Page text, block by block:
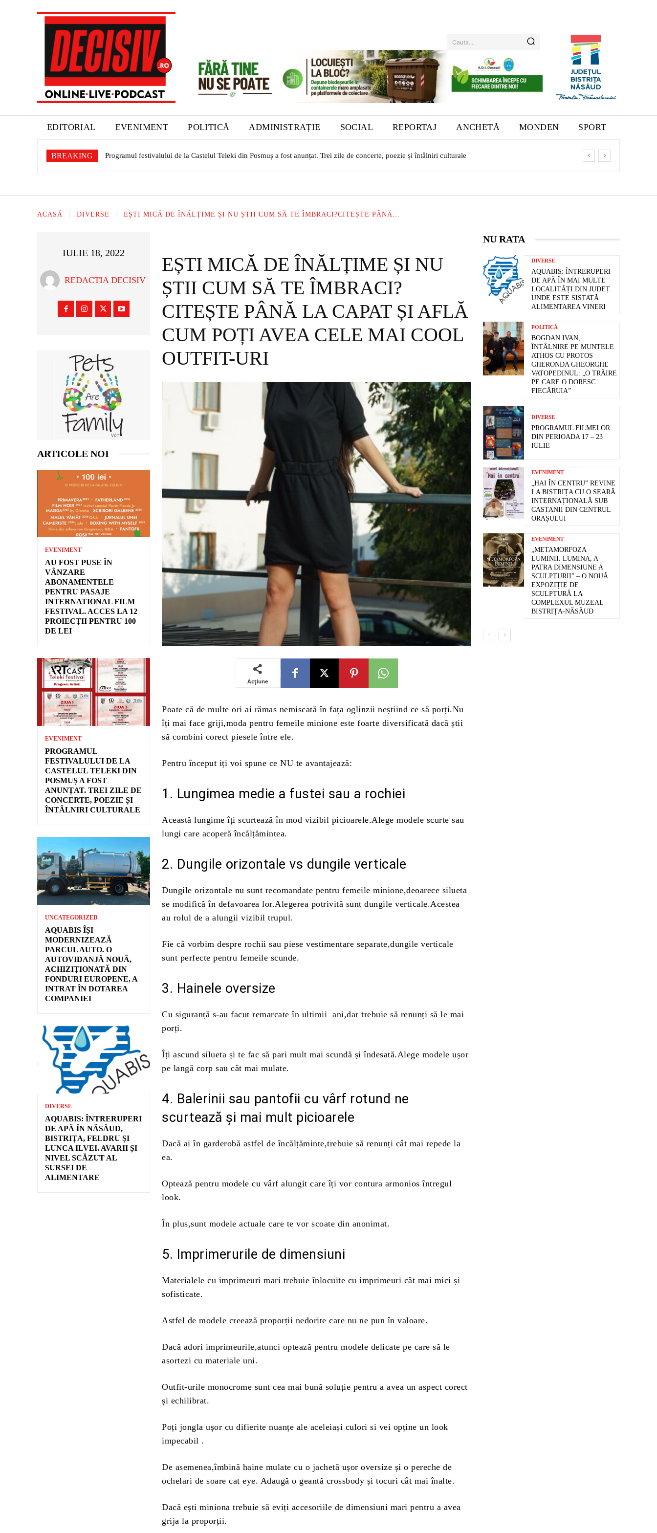
Cauta....
EDITORIAL EVENIMENT POLITICĂ ADMINISTRAȚIE SOCIAL REPORTAJ ANCHETĂ MONDEN SPORT
BREAKING Programul festivalului de la Castelul Teleki din Posmuș a fost anunțat. Trei zile de concerte, poezie și întâlniri culturale
Aquabis își modernizează parcul auto. O autovidanjă nouă, achiziționată din fonduri europene, a intrat în dotarea companiei
ACASĂ DIVERSE EȘTI MICĂ DE ÎNĂLȚIME ȘI NU ȘTII CUM SĂ TE ÎMBRACI?CITEȘTE PÂNĂ...
IULIE 18, 2022
REDACTIA DECISIV
ARTICOLE NOI
EVENIMENT
AU FOST PUSE ÎN
VÂNZARE
ABONAMENTELE
PENTRU PASAJE
INTERNATIONAL FILM
FESTIVAL. ACCES LA 12
PROIECȚII PENTRU 100
DE LEI
EVENIMENT
PROGRAMUL
FESTIVALULUI DE LA
CASTELUL TELEKI DIN
POSMUȘ A FOST
ANUNȚAT. TREI ZILE DE
CONCERTE, POEZIE ȘI
ÎNTÂLNIRI CULTURALE
UNCATEGORIZED
AQUABIS ÎȘI
MODERNIZEAZĂ
PARCUL AUTO. O
AUTOVIDANJĂ NOUĂ,
ACHIZIȚIONATĂ DIN
FONDURI EUROPENE, A
INTRAT ÎN DOTAREA
COMPANIEI
DIVERSE
AQUABIS: ÎNTRERUPERI
DE APĂ ÎN NĂSĂUD,
BISTRIȚA, FELDRU ȘI
LUNCA ILVEI. AVARII ȘI
NIVEL SCĂZUT AL
SURSEI DE
ALIMENTARE
EȘTI MICĂ DE ÎNĂLȚIME ȘI NU
ȘTII CUM SĂ TE ÎMBRACI?
CITEȘTE PÂNĂ LA CAPAT ȘI AFLĂ
CUM POȚI AVEA CELE MAI COOL
OUTFIT-URI
Acțiune
Poate că de multe ori ai rămas nemiscată în fața oglinzii neștiind ce să porți.Nu
îți mai face griji,moda pentru femeile minione este foarte diversificată dacă știi
să combini corect piesele între ele.
Pentru început iți voi spune ce NU te avantajează:
1. Lungimea medie a fustei sau a rochiei
Această lungime îți scurtează în mod vizibil picioarele.Alege modele scurte sau
lungi care acoperă încălțămintea.
2. Dungile orizontale vs dungile verticale
Dungile orizontale nu sunt recomandate pentru femeile minione,deoarece silueta
se modifică în defavoarea lor.Alegerea potrivită sunt dungile verticale.Acestea
au rolul de a alungii vizibil trupul.
Fie că vorbim despre rochii sau piese vestimentare separate,dungile verticale
sunt perfecte pentru femeile scunde.
3. Hainele oversize
Cu siguranță s-au facut remarcate în ultimii ani,dar trebuie să renunți să le mai
porți.
Îți ascund silueta și te fac să pari mult mai scundă și îndesată.Alege modele ușor
pe langă corp sau cât mai mulate.
4. Balerinii sau pantofii cu vârf rotund ne
scurtează și mai mult picioarele
Dacă ai în garderobă astfel de încălțăminte,trebuie să renunți cât mai repede la
ea.
Optează pentru modele cu vârf alungit care îți vor contura armonios întregul
look.
În plus,sunt modele actuale care te vor scoate din anonimat.
5. Imprimerurile de dimensiuni
Materialele cu imprimeuri mari trebuie înlocuite cu imprimeuri cât mai mici și
sofisticate.
Astfel de modele creează proporții nedorite care nu ne pun în valoare.
Dacă adori imprimeurile,atunci optează pentru modele delicate pe care să le
asortezi cu materiale uni.
Outfit-urile monocrome sunt cea mai bună soluție pentru a avea un aspect corect
și echilibrat.
Poți jongla ușor cu difierite nuanțe ale aceleiași culori si vei opține un look
impecabil .
De asemenea,îmbină haine mulate cu o jachetă ușor oversize și o pereche de
ochelari de soare cat eye. Adaugă o geantă crossbody și tocuri cât mai înalte.
Dacă ești miniona trebuie să eviți accesoriile de dimensiuni mari pentru a avea
grija la proporții.
NU RATA
DIVERSE
AQUABIS: ÎNTRERUPERI
DE APĂ ÎN MAI MULTE
LOCALITĂȚI DIN JUDEȚ.
UNDE ESTE SISTATĂ
ALIMENTAREA VINERI
POLITICĂ
BOGDAN IVAN,
ÎNTÂLNIRE PE MUNTELE
ATHOS CU PROTOS
GHERONDA GHEORGHE
VATOPEDINUL: „O TRĂIRE
PE CARE O DORESC
FIECĂRUIA”
DIVERSE
PROGRAMUL FILMELOR
DIN PERIOADA 17 – 23
IULIE
EVENIMENT
„HAI ÎN CENTRU” REVINE
LA BISTRIȚA CU O SEARĂ
INTERNAȚIONALĂ SUB
CASTANII DIN CENTRUL
ORAȘULUI
EVENIMENT
„METAMORFOZA
LUMINII. LUMINA, A
PATRA DIMENSIUNE A
SCULPTURII” – O NOUĂ
EXPOZIȚIE DE
SCULPTURĂ LA
COMPLEXUL MUZEAL
BISTRIȚA-NĂSĂUD